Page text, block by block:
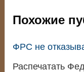
Похожие
ФРС не
Распечатать